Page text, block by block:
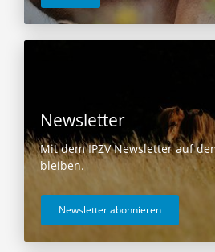
Newsletter
Mit dem IPZV Newsletter auf
bleiben.
Newsletter abonnieren